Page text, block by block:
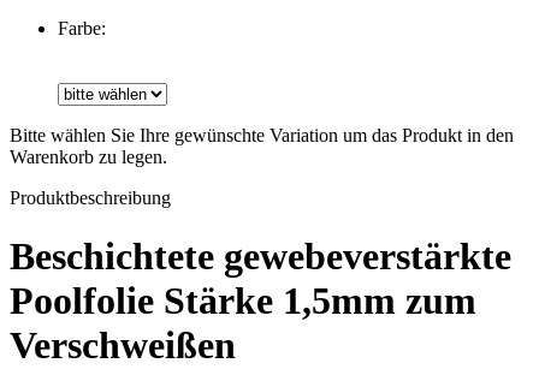
Farbe:
Bitte wählen Sie Ihre gewünschte Variation um das Produkt in den
Warenkorb zu legen.
Produktbeschreibung
Beschichtete gewebeverstärkte
Poolfolie Stärke 1,5mm zum
Verschweißen